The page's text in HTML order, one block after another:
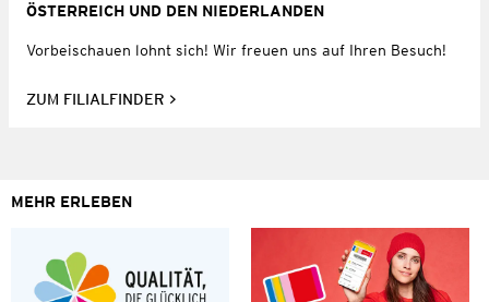
ÖSTERREICH UND DEN NIEDERLANDEN
Vorbeischauen lohnt sich! Wir freuen uns auf Ihren Besuch!
ZUM FILIALFINDER
MEHR ERLEBEN